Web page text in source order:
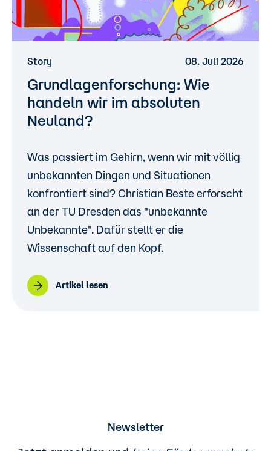
Story 08. Juli 2026
Grundlagenforschung: Wie
handeln wir im absoluten
Neuland?
Was passiert im Gehirn, wenn wir mit völlig
unbekannten Dingen und Situationen
konfrontiert sind? Christian Beste erforscht
an der TU Dresden das "unbekannte
Unbekannte". Dafür stellt er die
Wissenschaft auf den Kopf.
Artikel lesen
Newsletter